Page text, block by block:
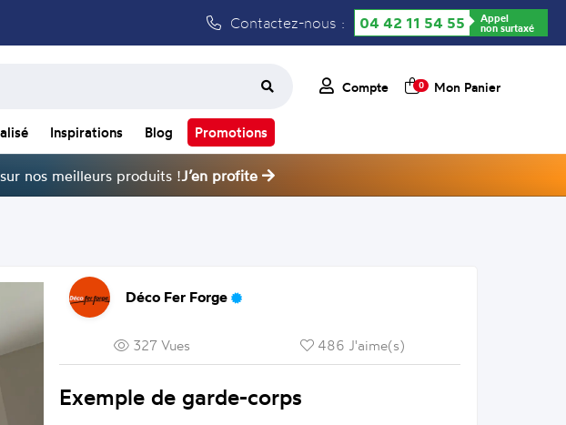
Contactez-nous : 04 42 11 54 55 Appel
non surtaxé
Compte 0 Mon Panier
Inspirations Blog Promotions
nos meilleurs produits !J’en profite
Déco Fer Forge
327 Vues 486 J'aime(s)
Exemple de garde-corps